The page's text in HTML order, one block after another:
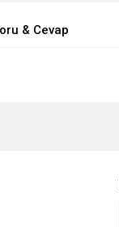
& Cevap